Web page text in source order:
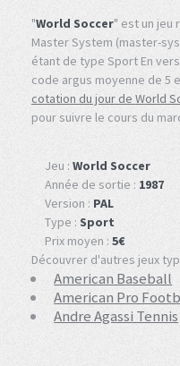
"World Soccer" est un jeu
Master System (master-
étant de type Sport En
code argus moyenne de 5
cotation du jour de World
pour suivre le cours du
Jeu : World Soccer
Année de sortie : 1987
Version : PAL
Type : Sport
Prix moyen : 5€
Découvrer d'autres jeux
American Baseball
American Pro
Andre Agassi Tennis